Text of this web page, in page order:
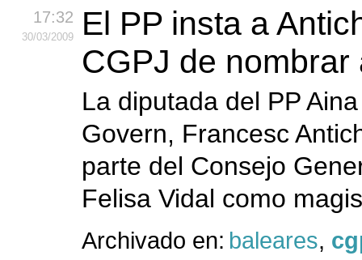
17:32
30/03/2009
El PP insta a
CGPJ de nombrar
La diputada del PP
Govern, Francesc
parte del Consejo
Felisa Vidal como
Archivado en: baleares,